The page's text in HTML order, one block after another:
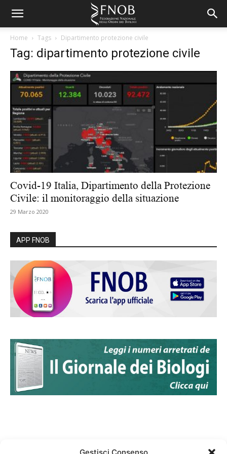
Home Tags Dipartimento protezione civile
Tag: dipartimento protezione civile
Covid-19 Italia, Dipartimento della Protezione
Civile: il monitoraggio della situazione
29 Marzo 2020
APP FNOB